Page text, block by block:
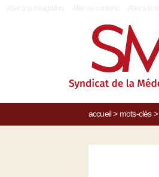
accueil> mots-clés>